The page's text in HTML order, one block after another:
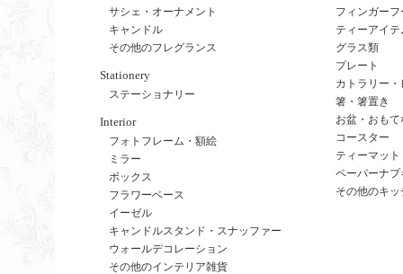
サシェ・オーナメント
キャンドル
その他のフレグランス
Stationery
ステーショナリー
Interior
フォトフレーム・額絵
ミラー
ボックス
フラワーベース
イーゼル
キャンドルスタンド・スナッファー
ウォールデコレーション
その他のインテリア雑貨
フィンガー
ティーアイテ
グラス類
プレート
カトラリー
箸・箸置き
お盆・おも
コースター
ティーマッ
ペーパーナプ
その他のキ